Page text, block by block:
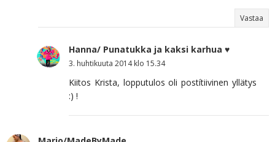
Vastaa
Hanna/ Punatukka ja kaksi karhua ♥
3. huhtikuuta 2014 klo 15.34
Kiitos Krista, lopputulos oli postítiivinen yllätys
:) !